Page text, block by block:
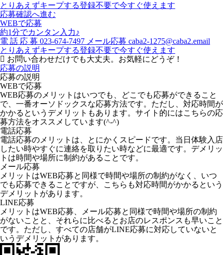
とりあえずキープする登録不要で今すぐ使えます
応募確認へ進む
WEBで応募
約1分でカンタン入力♪
電 話 応 募 023-674-7497 メール応募 caba2-1275@caba2.email
とりあえずキープする登録不要で今すぐ使えます
お問い合わせだけでも大丈夫。お気軽にどうぞ！
応募の説明
応募の説明
WEBで応募
WEB応募のメリットはいつでも、どこでも応募ができること
で、一番オーソドックスな応募方法です。ただし、対応時間が
かかるというデメリットもあります。サイト的にはこちらの応
募方法をオススメしています(^-^)
電話応募
電話応募のメリットは、とにかくスピードです。当日体験入店
したい時やすぐに連絡を取りたい時などに最適です。デメリッ
トは時間や場所に制約があることです。
メール応募
メリットはWEB応募と同様で時間や場所の制約がなく、いつ
でも応募できることですが、こちらも対応時間がかかるという
デメリットがあります。
LINE応募
メリットはWEB応募、メール応募と同様で時間や場所の制約
がないことと、それらに比べるとお店のレスポンスも早いこと
です。ただし、すべての店舗がLINE応募に対応していないと
いうデメリットがあります。